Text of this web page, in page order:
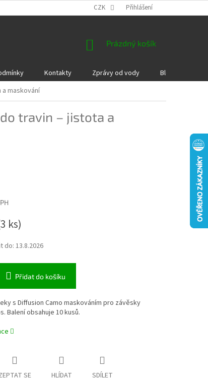
A VRÁCENÍ ZBOŽÍ DÁRKOVÉ POUKAZY
CZK Přihlášení
NÁKUPNÍ
Prázdný košík
Kontakty Zprávy od vody Blog
maskování
travin – jistota a
ks)
do: 13.8.2026
Přidat do košíku
s Diffusion Camo maskováním pro závěsky
Balení obsahuje 10 kusů.
SE HLÍDAT SDÍLET